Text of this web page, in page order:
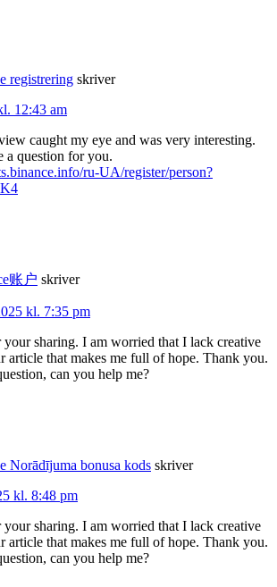
registrering skriver
12:43 am
caught my eye and was very interesting.
a question for you.
ru-UA/register/person?
账户 skriver
kl. 7:35 pm
sharing. I am worried that I lack creative
article that makes me full of hope. Thank you.
can you help me?
Norādījuma bonusa kods skriver
kl. 8:48 pm
sharing. I am worried that I lack creative
article that makes me full of hope. Thank you.
can you help me?